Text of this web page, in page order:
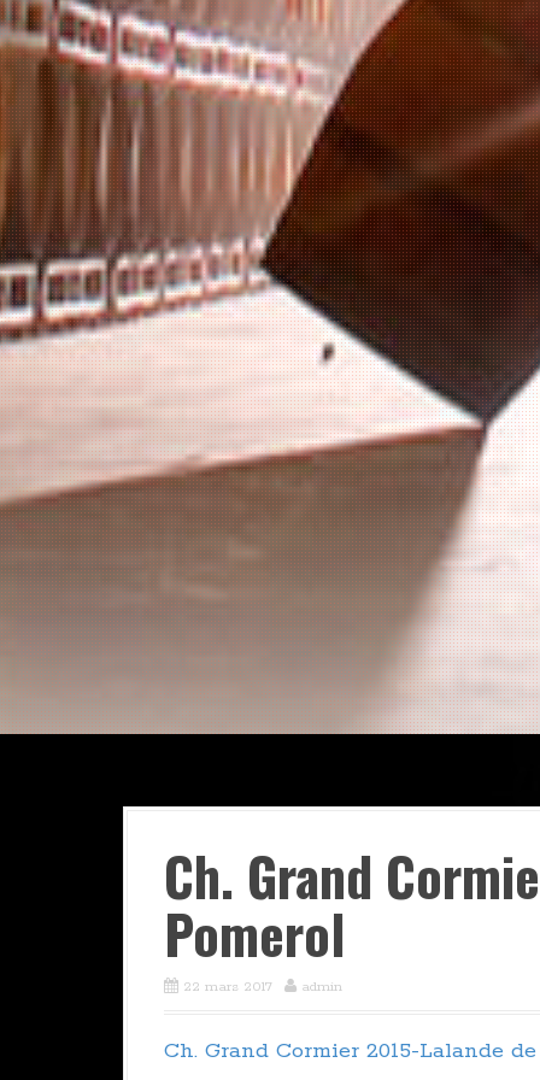
Ch. Grand
Pomerol
22 mars 2017 admin
Ch. Grand Cormier 2015-Lalande